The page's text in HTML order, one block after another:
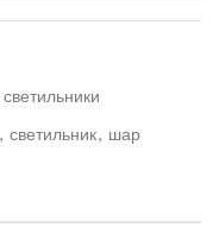
, светильник, шар